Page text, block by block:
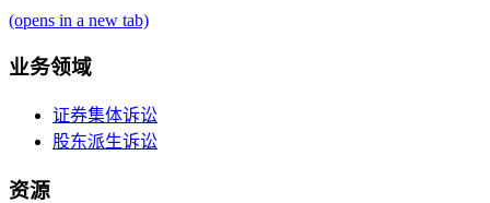
(opens in a new tab)
业务领域
证券集体诉讼
股东派生诉讼
资源